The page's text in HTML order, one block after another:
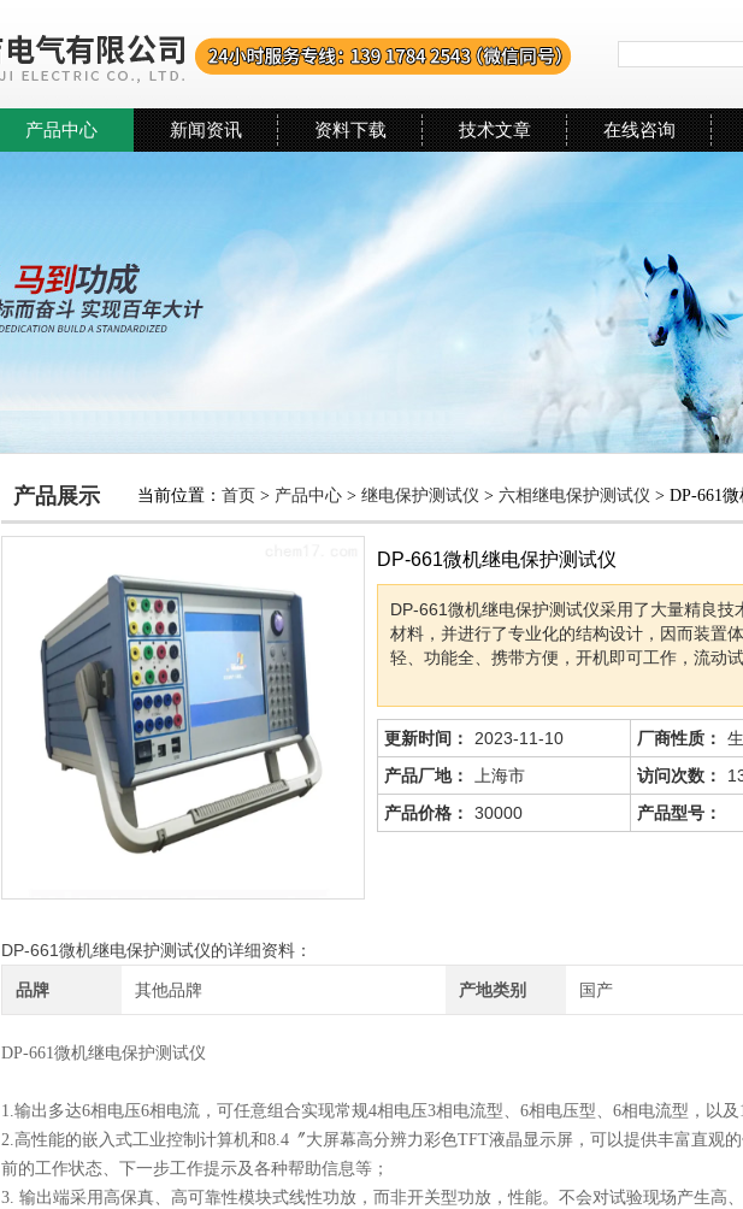
产品中心 新闻资讯 资料下载 技术文章 在线咨询
产品展示 当前位置： 首页 > 产品中心 > 继电保护测试仪 > 六相继电保护测试仪 > DP-661
DP-661微机继电保护测试仪
DP-661微机继电保护测试仪采用了大量精良技
材料，并进行了专业化的结构设计，因而装置
轻、功能全、携带方便，开机即可工作，流动试
更新时间： 2023-11-10 厂商性质：
产品厂地：
上海市 访问次数：
产品价格：
30000 产品型号：
DP-661微机继电保护测试仪的详细资料：
品牌 其他品牌 产地类别 国产
DP-661微机继电保护测试仪
1.输出多达6相电压6相电流，可任意组合实现常规4相电压3相电流型、6相电压型、6相电流型，以及
2.高性能的嵌入式工业控制计算机和8.4〞大屏幕高分辨力彩色TFT液晶显示屏，可以提供丰富直观
前的工作状态、下一步工作提示及各种帮助信息等；
3. 输出端采用高保真、高可靠性模块式线性功放，而非开关型功放，性能。不会对试验现场产生高